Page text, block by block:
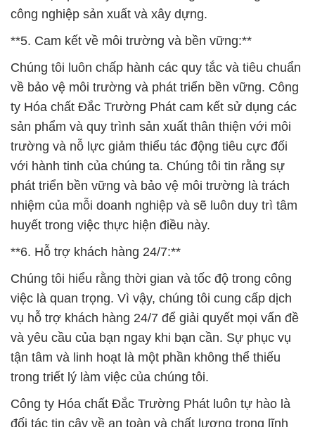
công nghiệp sản xuất và xây dựng.
**5. Cam kết về môi trường và bền vững:**
Chúng tôi luôn chấp hành các quy tắc và tiêu chuẩn
về bảo vệ môi trường và phát triển bền vững. Công
ty Hóa chất Đắc Trường Phát cam kết sử dụng các
sản phẩm và quy trình sản xuất thân thiện với môi
trường và nỗ lực giảm thiểu tác động tiêu cực đối
với hành tinh của chúng ta. Chúng tôi tin rằng sự
phát triển bền vững và bảo vệ môi trường là trách
nhiệm của mỗi doanh nghiệp và sẽ luôn duy trì tâm
huyết trong việc thực hiện điều này.
**6. Hỗ trợ khách hàng 24/7:**
Chúng tôi hiểu rằng thời gian và tốc độ trong công
việc là quan trọng. Vì vậy, chúng tôi cung cấp dịch
vụ hỗ trợ khách hàng 24/7 để giải quyết mọi vấn đề
và yêu cầu của bạn ngay khi bạn cần. Sự phục vụ
tận tâm và linh hoạt là một phần không thể thiếu
trong triết lý làm việc của chúng tôi.
Công ty Hóa chất Đắc Trường Phát luôn tự hào là
đối tác tin cậy về an toàn và chất lượng trong lĩnh